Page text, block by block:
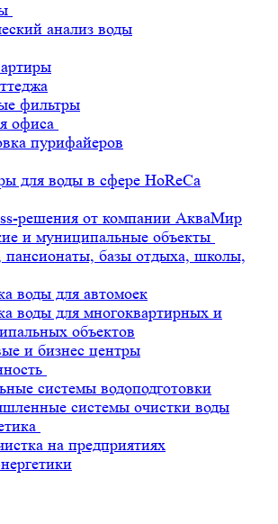
анализ воды
фильтры
офиса
пурифайеров
для воды в сфере HoReCa
решения от компании АкваМир
и муниципальные объекты
пансионаты, базы отдыха, школы,
воды для автомоек
воды для многоквартирных и
объектов
и бизнес центры
системы водоподготовки
системы очистки воды
на предприятиях